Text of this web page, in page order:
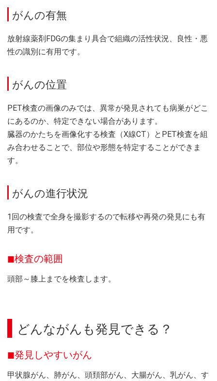
がんの有無
放射線薬剤FDGの集まり具合で組織の活性状況、良性・悪
性の識別に有用です。
がんの位置
PET検査の画像のみでは、異常が発見されても病巣がどこ
にあるのか、特定できない場合があります。
臓器のかたちを画像化する検査（X線CT）とPET検査を組
み合わせることで、部位や形態を特定することができま
す。
がんの進行状況
1回の検査で全身を撮影するので転移や再発の発見にも有
用です。
検査の範囲
頭部～膝上までを検査します。
どんながんも発見できる？
発見しやすいがん
甲状腺がん、肺がん、頭頚部がん、大腸がん、乳がん、す